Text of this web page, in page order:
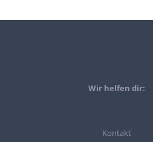
Wir helfen dir:
Kontakt